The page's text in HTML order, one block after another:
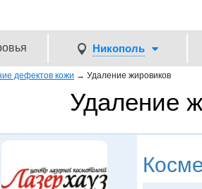
Никополь
дефектов кожи → Удаление жировиков
Удаление